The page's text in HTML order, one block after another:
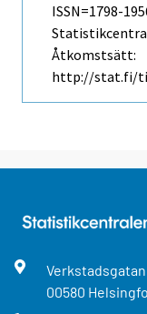
ISSN=1798-
Åtkomstsätt:
http://stat.fi/
Verkstadsgatan
00580